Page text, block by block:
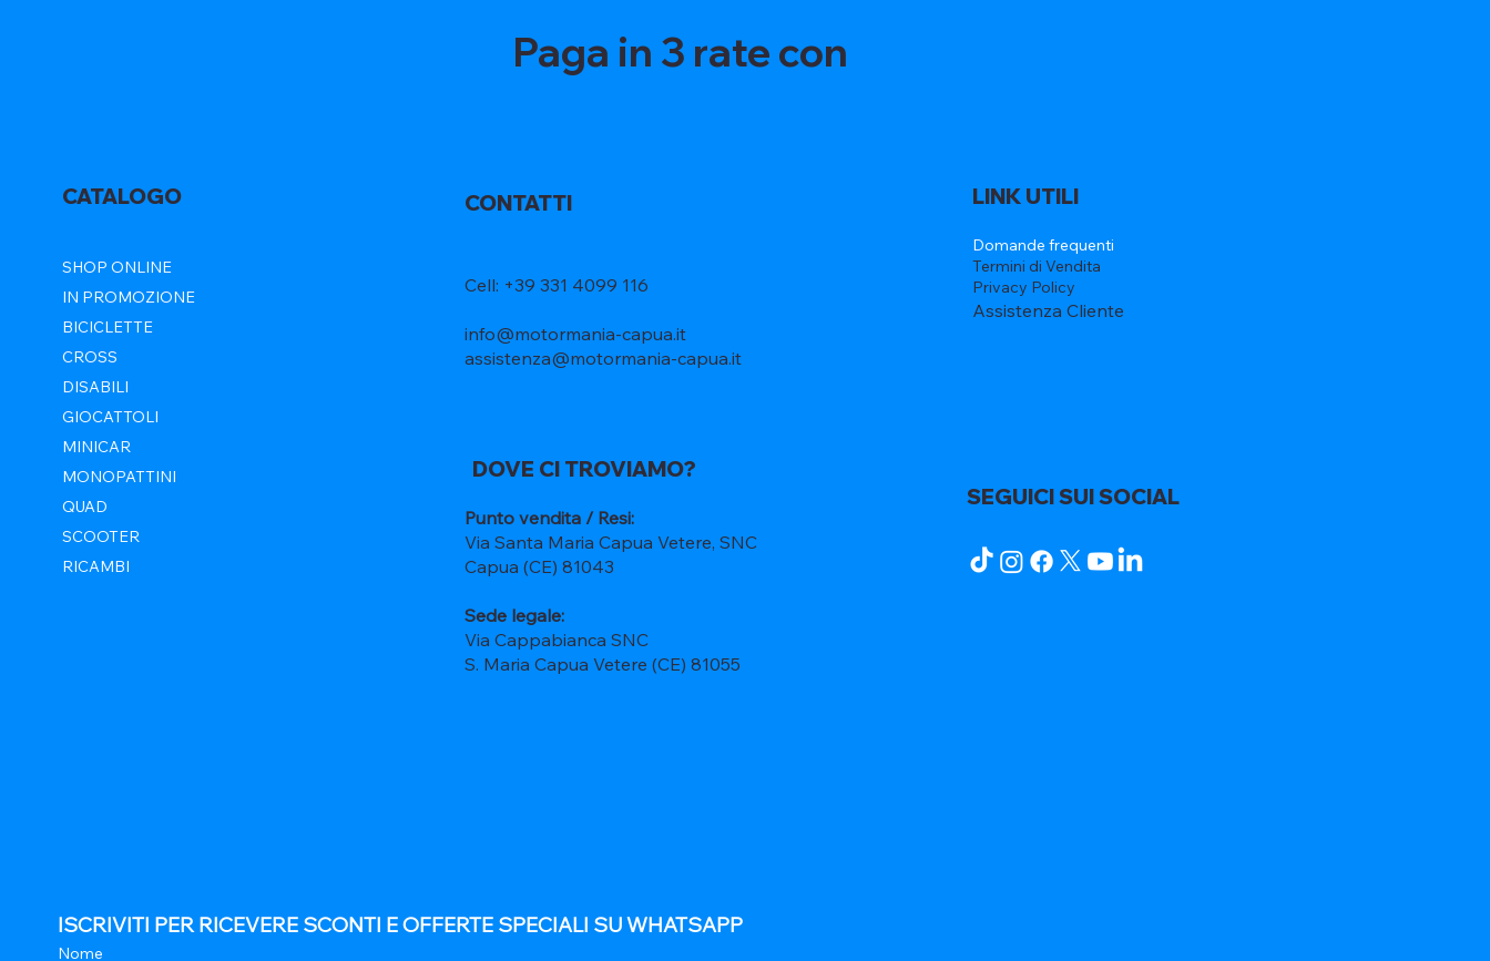
Paga in 3 rate con
CATALOGO
SHOP ONLINE
IN PROMOZIONE
BICICLETTE
CROSS
DISABILI
GIOCATTOLI
MINICAR
MONOPATTINI
QUAD
SCOOTER
RICAMBI
CONTATTI
Cell: +39 331 4099 116
info@motormania-capua.it
assistenza@motormania-capua.it
DOVE CI TROVIAMO?
Punto vendita / Resi:
Via Santa Maria Capua Vetere, SNC
Capua (CE) 81043
Sede legale:
Via Cappabianca SNC
S. Maria Capua Vetere (CE) 81055
LINK UTILI
Domande frequenti
Termini di Vendita
Privacy Policy
Assistenza Cliente
SEGUICI SUI SOCIAL
ISCRIVITI PER RICEVERE SCONTI E OFFERTE SPECIALI SU WHATSAPP
Nome